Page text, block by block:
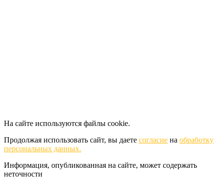
На сайте используются файлы cookie.
Продолжая использовать сайт, вы даете согласие на обработку
персональных данных.
Информация, опубликованная на сайте, может содержать
неточности